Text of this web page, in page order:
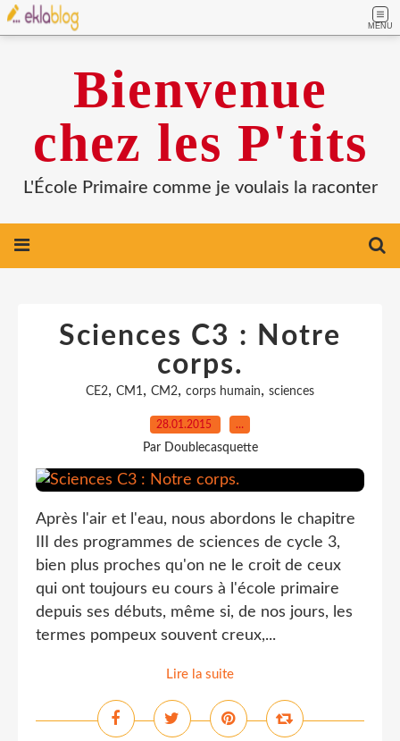
MENU
Bienvenue
chez les P'tits
L'École Primaire comme je voulais la raconter
Sciences C3 : Notre
corps.
CE2, CM1, CM2, corps humain, sciences
28.01.2015 …
Par Doublecasquette
Après l'air et l'eau, nous abordons le chapitre
III des programmes de sciences de cycle 3,
bien plus proches qu'on ne le croit de ceux
qui ont toujours eu cours à l'école primaire
depuis ses débuts, même si, de nos jours, les
termes pompeux souvent creux,...
Lire la suite